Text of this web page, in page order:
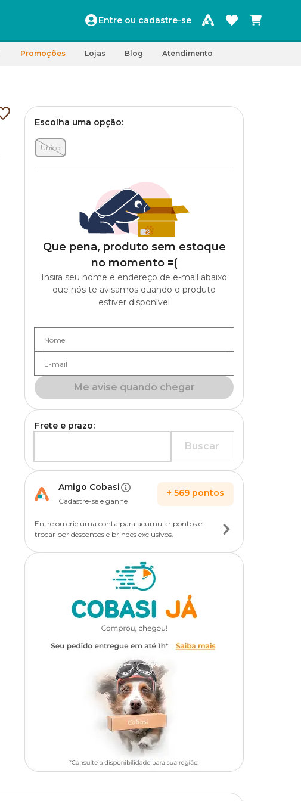
Entre ou cadastre-se
Promoções Lojas Blog Atendimento
Escolha uma opção:
Único
Que pena, produto sem estoque
no momento =(
Insira seu nome e endereço de e-mail abaixo
que nós te avisamos quando o produto
estiver disponível
Nome
E-mail
Me avise quando chegar
Frete e prazo:
Buscar
Amigo Cobasi
Cadastre-se e ganhe
+ 569 pontos
Entre ou crie uma conta para acumular pontos e
trocar por descontos e brindes exclusivos.